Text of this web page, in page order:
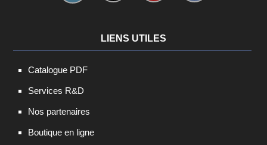
LIENS UTILES
Catalogue PDF
Services R&D
Nos partenaires
Boutique en ligne